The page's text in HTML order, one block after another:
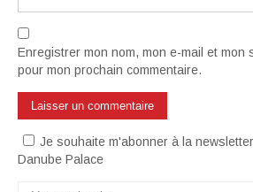
Enregistrer mon nom, mon e-mail et mon
pour mon prochain commentaire.
Je souhaite m'abonner à la
Danube Palace